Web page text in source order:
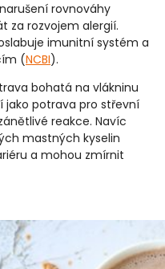
rovnováhy
za rozvojem alergií.
imunitní systém a
(NCBI).
bohatá na vlákninu
jako potrava pro střevní
reakce. Navíc
mastných kyselin
a mohou zmírnit